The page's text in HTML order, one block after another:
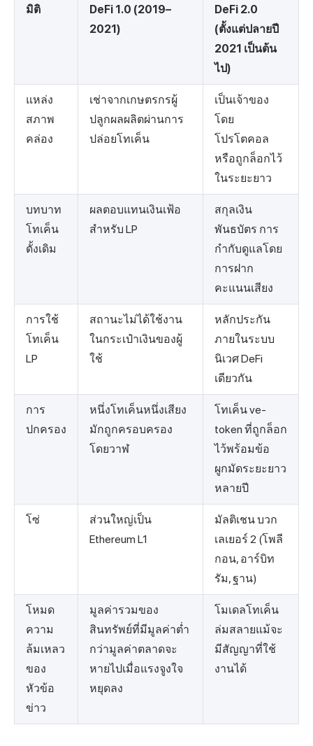
มิติ
DeFi 1.0 (2019–
2021)
DeFi 2.0
(ตั้งแต่ปลายปี
2021 เป็นต้น
ไป)
แหล่ง
สภาพ
คล่อง
เช่าจากเกษตรกรผู้
ปลูกผลผลิตผ่านการ
ปล่อยโทเค็น
เป็นเจ้าของ
โดย
โปรโตคอล
หรือถูกล็อกไว้
ในระยะยาว
บทบาท
โทเค็น
ดั้งเดิม
ผลตอบแทนเงินเฟ้อ
สำหรับ LP
สกุลเงิน
พันธบัตร การ
กำกับดูแลโดย
การฝาก
คะแนนเสียง
การใช้
โทเค็น
LP
สถานะไม่ได้ใช้งาน
ในกระเป๋าเงินของผู้
ใช้
หลักประกัน
ภายในระบบ
นิเวศ DeFi
เดียวกัน
การ
ปกครอง
หนึ่งโทเค็นหนึ่งเสียง
มักถูกครอบครอง
โดยวาฬ
โทเค็น ve-
token ที่ถูกล็อก
ไว้พร้อมข้อ
ผูกมัดระยะยาว
หลายปี
โซ่
ส่วนใหญ่เป็น
Ethereum L1
มัลติเชน บวก
เลเยอร์ 2 (โพลี
กอน, อาร์บิท
รัม, ฐาน)
โหมด
ความ
ล้มเหลว
ของ
หัวข้อ
ข่าว
มูลค่ารวมของ
สินทรัพย์ที่มีมูลค่าต่ำ
กว่ามูลค่าตลาดจะ
หายไปเมื่อแรงจูงใจ
หยุดลง
โมเดลโทเค็น
ล่มสลายแม้จะ
มีสัญญาที่ใช้
งานได้